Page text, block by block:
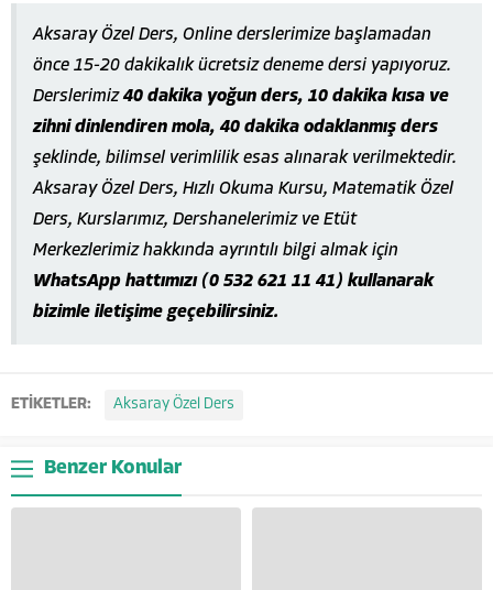
Aksaray Özel Ders, Online derslerimize başlamadan
önce 15-20 dakikalık ücretsiz deneme dersi yapıyoruz.
Derslerimiz40 dakika yoğun ders, 10 dakika kısa ve
zihni dinlendiren mola, 40 dakika odaklanmış ders
şeklinde, bilimsel verimlilik esas alınarak verilmektedir.
Aksaray Özel Ders, Hızlı Okuma Kursu, Matematik Özel
Ders, Kurslarımız, Dershanelerimiz ve Etüt
Merkezlerimiz hakkında ayrıntılı bilgi almak için
WhatsApp hattımızı (0 532 621 11 41) kullanarak
bizimle iletişime geçebilirsiniz.
ETİKETLER: Aksaray Özel Ders
Benzer Konular